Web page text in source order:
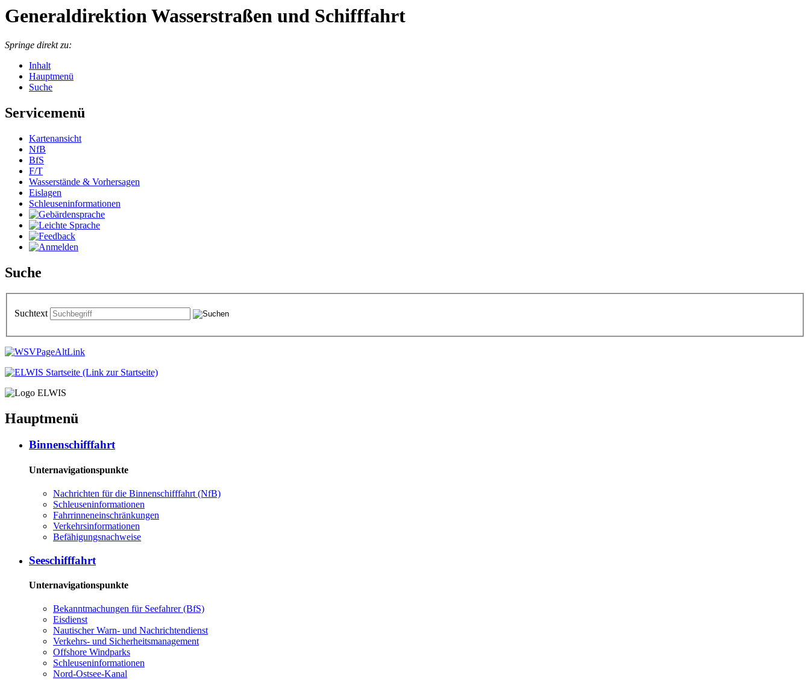
Generaldirektion Wasserstraßen und Schifffahrt
Springe direkt zu:
Inhalt
Hauptmenü
Suche
Servicemenü
Kar­ten­an­sicht
NfB
BfS
F/T
Was­ser­stän­de & Vor­her­sa­gen
Eis­la­gen
Schleu­sen­in­for­ma­tio­nen
Suche
Suchtext
Hauptmenü
Bin­nen­schiff­fahrt
Unternavigationspunkte
Nach­rich­ten für die Bin­nen­schiff­fahrt (NfB)
Schleu­sen­in­for­ma­tio­nen
Fahr­rin­nen­ein­schrän­kun­gen
Ver­kehrs­in­for­ma­tio­nen
Be­fä­hi­gungs­nach­wei­se
See­schiff­fahrt
Unternavigationspunkte
Be­kannt­ma­chun­gen für See­fah­rer (BfS)
Eis­dienst
Nau­ti­scher Warn-​ und Nach­rich­ten­dienst
Ver­kehrs-​ und Si­cher­heits­ma­na­ge­ment
Offs­ho­re Wind­parks
Schleu­sen­in­for­ma­tio­nen
Nord-​Ost­see-​Ka­nal